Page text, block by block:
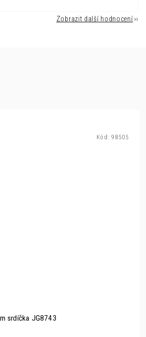
Zobrazit další hodnocení
srdíčka JG8743
Kód: 98505